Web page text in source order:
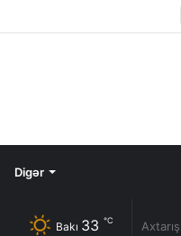
Digər
Bakı 33 ℃